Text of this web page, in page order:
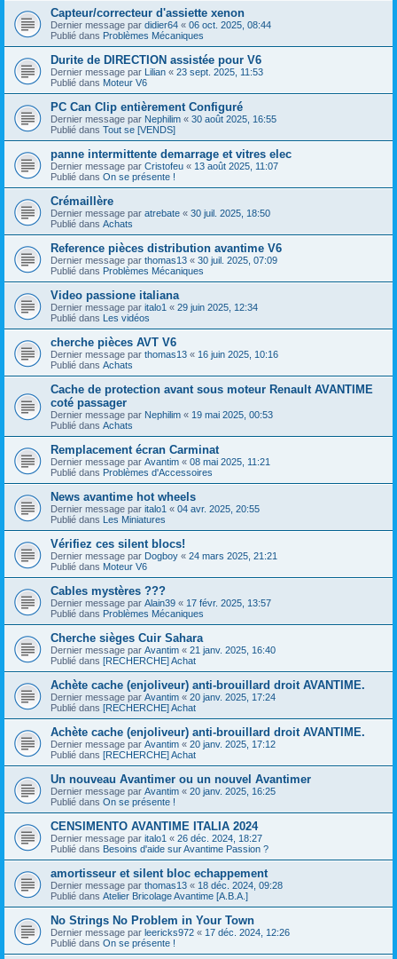
Capteur/correcteur d'assiette xenon
Dernier message par didier64 « 06 oct. 2025, 08:44
Publié dans Problèmes Mécaniques
Durite de DIRECTION assistée pour V6
Dernier message par Lilian « 23 sept. 2025, 11:53
Publié dans Moteur V6
PC Can Clip entièrement Configuré
Dernier message par Nephilim « 30 août 2025, 16:55
Publié dans Tout se [VENDS]
panne intermittente demarrage et vitres elec
Dernier message par Cristofeu « 13 août 2025, 11:07
Publié dans On se présente !
Crémaillère
Dernier message par atrebate « 30 juil. 2025, 18:50
Publié dans Achats
Reference pièces distribution avantime V6
Dernier message par thomas13 « 30 juil. 2025, 07:09
Publié dans Problèmes Mécaniques
Video passione italiana
Dernier message par italo1 « 29 juin 2025, 12:34
Publié dans Les vidéos
cherche pièces AVT V6
Dernier message par thomas13 « 16 juin 2025, 10:16
Publié dans Achats
Cache de protection avant sous moteur Renault AVANTIME
coté passager
Dernier message par Nephilim « 19 mai 2025, 00:53
Publié dans Achats
Remplacement écran Carminat
Dernier message par Avantim « 08 mai 2025, 11:21
Publié dans Problèmes d'Accessoires
News avantime hot wheels
Dernier message par italo1 « 04 avr. 2025, 20:55
Publié dans Les Miniatures
Vérifiez ces silent blocs!
Dernier message par Dogboy « 24 mars 2025, 21:21
Publié dans Moteur V6
Cables mystères ???
Dernier message par Alain39 « 17 févr. 2025, 13:57
Publié dans Problèmes Mécaniques
Cherche sièges Cuir Sahara
Dernier message par Avantim « 21 janv. 2025, 16:40
Publié dans [RECHERCHE] Achat
Achète cache (enjoliveur) anti-brouillard droit AVANTIME.
Dernier message par Avantim « 20 janv. 2025, 17:24
Publié dans [RECHERCHE] Achat
Achète cache (enjoliveur) anti-brouillard droit AVANTIME.
Dernier message par Avantim « 20 janv. 2025, 17:12
Publié dans [RECHERCHE] Achat
Un nouveau Avantimer ou un nouvel Avantimer
Dernier message par Avantim « 20 janv. 2025, 16:25
Publié dans On se présente !
CENSIMENTO AVANTIME ITALIA 2024
Dernier message par italo1 « 26 déc. 2024, 18:27
Publié dans Besoins d'aide sur Avantime Passion ?
amortisseur et silent bloc echappement
Dernier message par thomas13 « 18 déc. 2024, 09:28
Publié dans Atelier Bricolage Avantime [A.B.A.]
No Strings No Problem in Your Town
Dernier message par leericks972 « 17 déc. 2024, 12:26
Publié dans On se présente !